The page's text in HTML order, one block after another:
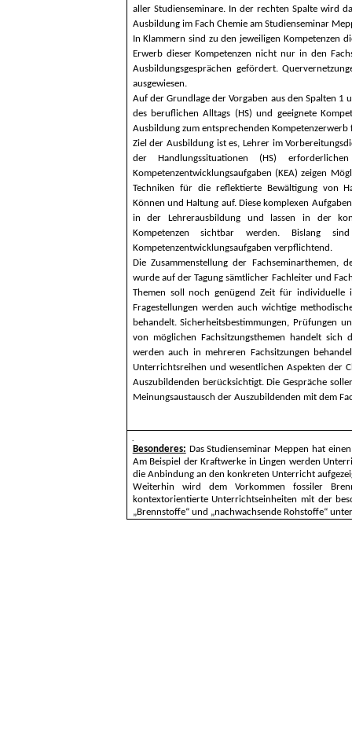
aller Studienseminare. In der rechten Spalte wird
Ausbildung im Fach Chemie am Studienseminar
In Klammern sind zu den jeweiligen Kompetenzen
Erwerb dieser Kompetenzen nicht nur in den
Ausbildungsgesprächen gefördert.
ausgewiesen.
Auf der Grundlage der Vorgaben aus den Spalten
des beruflichen Alltags (HS) und geeignete
Ausbildung zum entsprechenden
Ziel der Ausbildung ist es, Lehrer im
der Handlungssituationen (HS)
Kompetenzentwicklungsaufgaben (KEA) zeigen
Techniken für die reflektierte Bewältigung von
Können und Haltung auf. Diese komplexen
in der Lehrerausbildung und lassen in der
Kompetenzen sichtbar werden. Bislang
Kompetenzentwicklungsaufgaben verpflichtend.
Die Zusammenstellung der Fachseminarthemen,
wurde auf der Tagung sämtlicher Fachleiter und
Themen soll noch genügend Zeit für individuelle
Fragestellungen werden auch wichtige
behandelt. Sicherheitsbestimmungen, Prüfungen
von möglichen Fachsitzungsthemen handelt sich
werden auch in mehreren Fachsitzungen
Unterrichtsreihen und wesentlichen Aspekten der
Auszubildenden berücksichtigt. Die Gespräche
Meinungsaustausch der Auszubildenden mit dem
Besonderes: Das Studienseminar Meppen hat
Am Beispiel der Kraftwerke in Lingen werden
die Anbindung an den konkreten Unterricht
Weiterhin wird dem Vorkommen fossiler
kontextorientierte Unterrichtseinheiten mit der
„Brennstoffe“ und „nachwachsende Rohstoffe“